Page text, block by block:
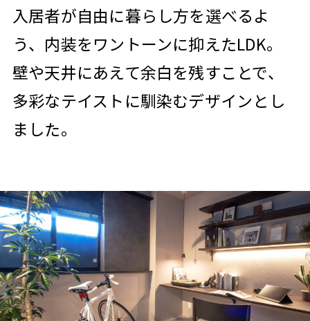
入居者が自由に暮らし方を選べるよ
う、内装をワントーンに抑えたLDK。
壁や天井にあえて余白を残すことで、
多彩なテイストに馴染むデザインとし
ました。